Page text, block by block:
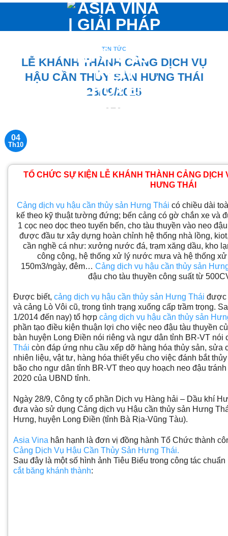
nội
TIN TỨC
LỄ KHÁNH THÀNH CẢNG DỊCH VỤ
HẬU CẦN THỦY SẢN HƯNG THÁI
28/09/2015
04
Th10
TỔ CHỨC SỰ KIỆN LỄ KHÁNH THÀNH CẢNG DỊCH
HƯNG THÁI
Cảng dịch vụ hậu cần thủy sản Hưng Thái có chiều dài
kế theo kỹ thuật tường đứng; bến cảng có gờ chắn xe và
1 cọc neo dọc theo tuyến bến, cho tàu thuyền vào neo
được đầu tư xây dựng hoàn chỉnh hệ thống nhà lồng,
cần nghề cá như: xưởng nước đá, trạm xăng dầu, kho
công cộng, hệ thống xử lý nước mưa và hệ thống
150m3/ngày, đêm… Cảng dịch vụ hậu cần thủy sản
đậu cho tàu thuyền công suất từ
Được biết, cảng dịch vụ hậu cần thủy sản Hưng Thái được
và cảng Lò Vôi cũ, trong tình trạng xuống cấp trầm trọng.
1/2014 đến nay) tổ hợp cảng dịch vụ hậu cần thủy sản
phần tạo điều kiện thuận lợi cho việc neo đậu tàu thuyền
bàn huyện Long Điền nói riêng và ngư dân tỉnh BR-VT
Thái còn đáp ứng nhu cầu xếp dỡ hàng hóa thủy sản, sửa
nhiên liệu, vật tư, hàng hóa thiết yếu cho việc đánh bắt
bão cho ngư dân tỉnh BR-VT theo quy hoạch neo đậu
2020 của UBND tỉnh.
Ngày 28/9, Công ty cổ phần Dịch vụ Hàng hải – Dầu khí
đưa vào sử dụng Cảng dịch vụ Hậu cần thủy sản Hưng
Hưng, huyện Long Điền (tỉnh Bà Rịa-Vũng Tàu).
Asia Vina hân hạnh là đơn vị đồng hành Tổ Chức thành
Cảng Dịch Vụ Hậu Cần Thủy Sản Hưng Thái.
Sau đây là một số hình ảnh Tiêu Biểu trong công tác
cắt băng khánh thành: